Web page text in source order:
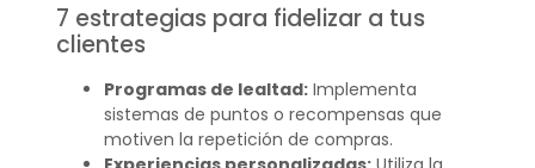
7 estrategias para fidelizar a tus
clientes
Programas de lealtad:Implementa
sistemas de puntos o recompensas que
motiven la repetición de compras.